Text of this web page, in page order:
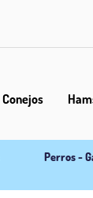
Conejos
Perros -